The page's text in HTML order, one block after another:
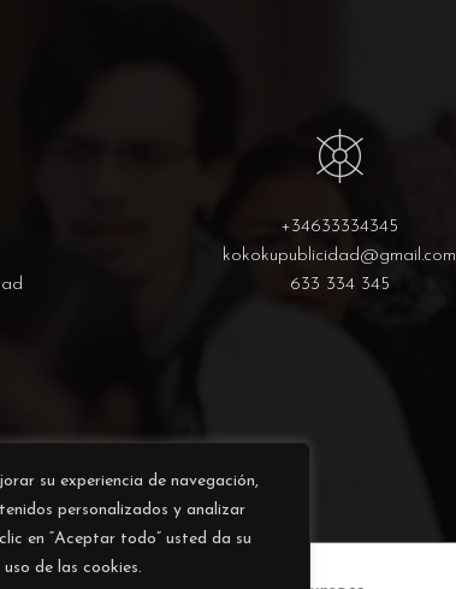
su experiencia de navegación,
personalizados y analizar
en “Aceptar todo” usted da su
de las cookies.
+34633334345
kokokupublicidad@gmail.com
633 334 345